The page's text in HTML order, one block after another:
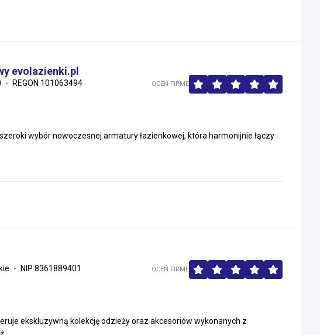
evolazienki.pl
REGON 101063494
wybór nowoczesnej armatury łazienkowej, która harmonijnie łączy
OCEŃ FIRMĘ
NIP 8361889401
ekskluzywną kolekcję odzieży oraz akcesoriów wykonanych z
OCEŃ FIRMĘ